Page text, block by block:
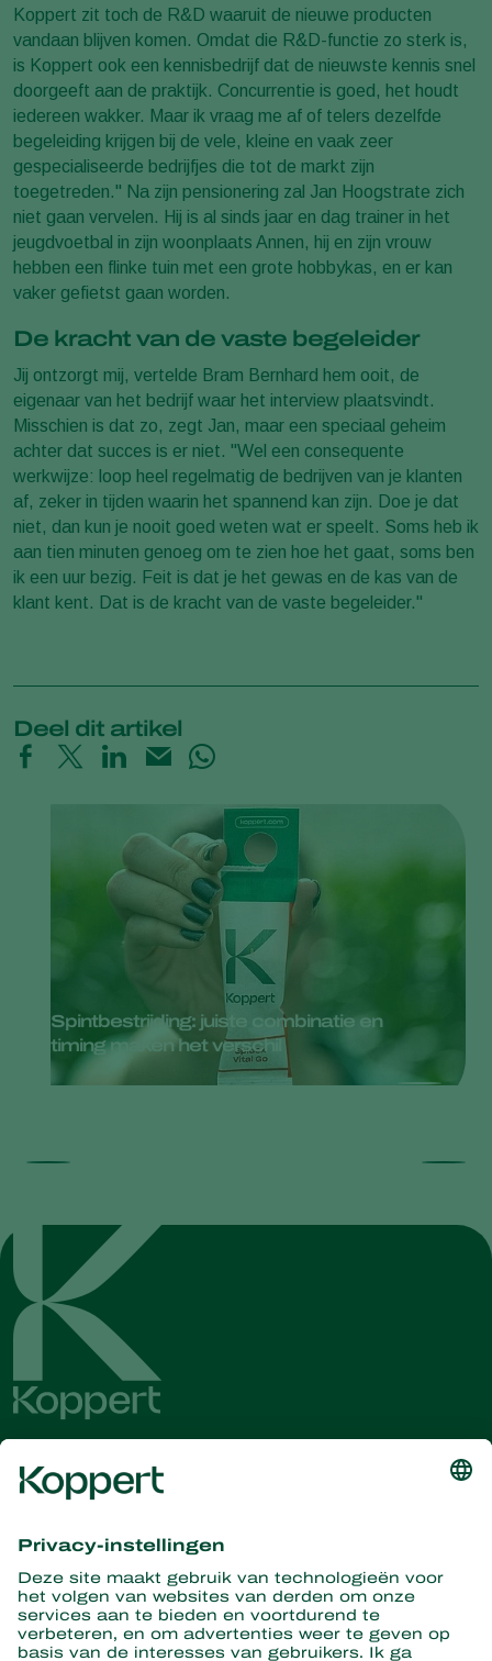
Koppert zit toch de R&D waaruit de nieuwe producten
vandaan blijven komen. Omdat die R&D-functie zo sterk is,
is Koppert ook een kennisbedrijf dat de nieuwste kennis snel
doorgeeft aan de praktijk. Concurrentie is goed, het houdt
iedereen wakker. Maar ik vraag me af of telers dezelfde
begeleiding krijgen bij de vele, kleine en vaak zeer
gespecialiseerde bedrijfjes die tot de markt zijn
toegetreden." Na zijn pensionering zal Jan Hoogstrate zich
niet gaan vervelen. Hij is al sinds jaar en dag trainer in het
jeugdvoetbal in zijn woonplaats Annen, hij en zijn vrouw
hebben een flinke tuin met een grote hobbykas, en er kan
vaker gefietst gaan worden.
De kracht van de vaste begeleider
Jij ontzorgt mij, vertelde Bram Bernhard hem ooit, de
eigenaar van het bedrijf waar het interview plaatsvindt.
Misschien is dat zo, zegt Jan, maar een speciaal geheim
achter dat succes is er niet. "Wel een consequente
werkwijze: loop heel regelmatig de bedrijven van je klanten
af, zeker in tijden waarin het spannend kan zijn. Doe je dat
niet, dan kun je nooit goed weten wat er speelt. Soms heb ik
aan tien minuten genoeg om te zien hoe het gaat, soms ben
ik een uur bezig. Feit is dat je het gewas en de kas van de
klant kent. Dat is de kracht van de vaste begeleider."
Deel dit artikel
Spintbestrijding: juiste combinatie en
timing maken het verschil
Ontvang het laatste nieuws en
informatie
Hier aanmelden
Partners with Nature